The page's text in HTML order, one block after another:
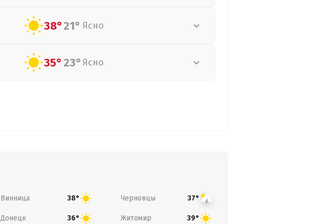
38°21° Ясно
35°23° Ясно
Винница 38° Черновцы 37°
Донецк 36° Житомир 39°